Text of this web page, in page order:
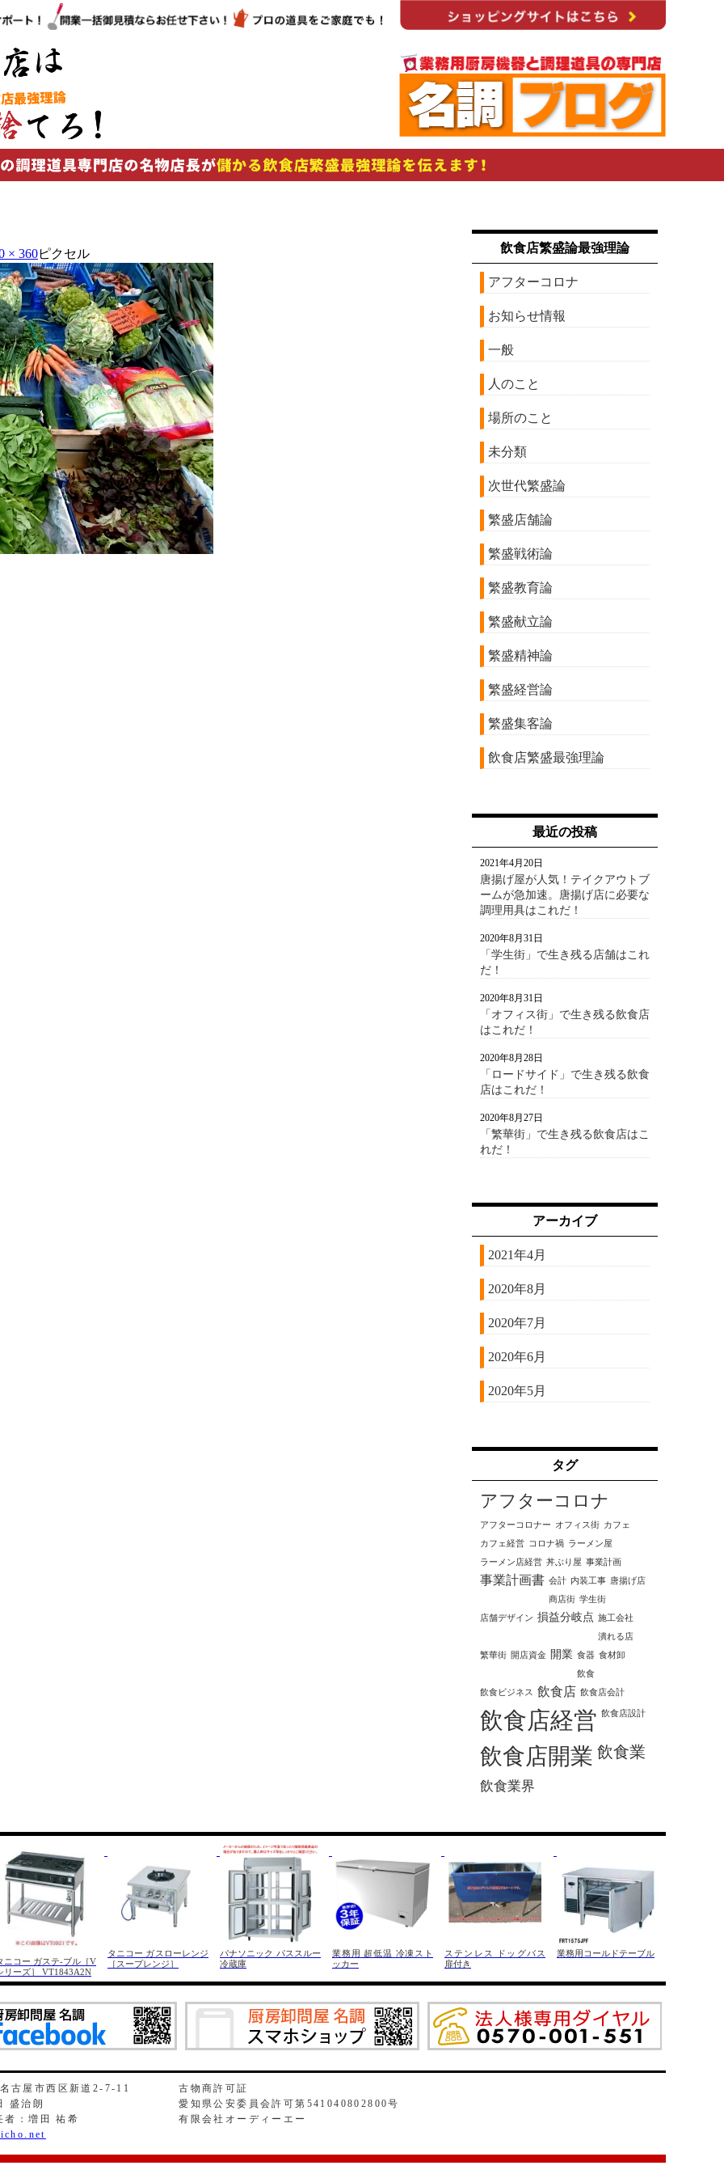
× 360ピクセル 飲食店繁盛論最強理論
アフターコロナ
お知らせ情報
一般
人のこと
場所のこと
未分類
次世代繁盛論
繁盛店舗論
繁盛戦術論
繁盛教育論
繁盛献立論
繁盛精神論
繁盛経営論
繁盛集客論
飲食店繁盛最強理論
最近の投稿
唐揚げ屋が人気！テイクアウトブ
ームが急加速。唐揚げ店に必要な
調理用具はこれだ！
2021年4月20日
「学生街」で生き残る店舗はこれ
だ！
2020年8月31日
「オフィス街」で生き残る飲食店
はこれだ！
2020年8月31日
「ロードサイド」で生き残る飲食
店はこれだ！
2020年8月28日
「繁華街」で生き残る飲食店はこ
れだ！
2020年8月27日
アーカイブ
2021年4月
2020年8月
2020年7月
2020年6月
2020年5月
タグ
アフターコロナ
アフターコロナー オフィス街 カフェ
カフェ経営 コロナ禍 ラーメン屋
ラーメン店経営 丼ぶり屋 事業計画
事業計画書 会計 内装工事 唐揚げ店
商店街 学生街
店舗デザイン 損益分岐点 施工会社
潰れる店
繁華街 開店資金 開業 食器 食材卸
飲食
飲食ビジネス 飲食店 飲食店会計
飲食店経営 飲食店設計
飲食店開業 飲食業
飲食業界
ニコー ガステ-ブル［V
リーズ］ VT1843A2N
タニコー ガスローレンジ
［スープレンジ］
パナソニック パススルー
冷蔵庫
業務用 超低温 冷凍スト
ッカー
ステンレス ドッグバス
扉付き
業務用コールドテーブル
古屋市西区新道2-7-11
盛治朗
者：増田 祐希
古物商許可証
愛知県公安委員会許可第541040802800号
有限会社オーディーエー